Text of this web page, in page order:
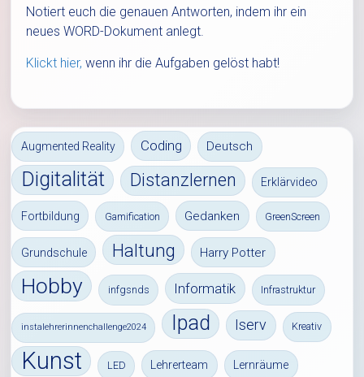
Notiert euch die genauen Antworten, indem ihr ein
neues WORD-Dokument anlegt.
Klickt hier, wenn ihr die Aufgaben gelöst habt!
Augmented Reality Coding Deutsch
Digitalität Distanzlernen Erklärvideo
Fortbildung Gamification Gedanken GreenScreen
Grundschule Haltung Harry Potter
Hobby infgsnds Informatik Infrastruktur
instalehrerinnenchallenge2024 Ipad Iserv Kreativ
Kunst LED Lehrerteam Lernräume